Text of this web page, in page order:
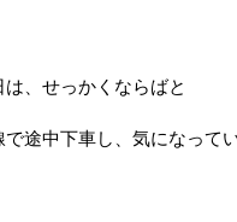
は、せっかくならばと
で途中下車し、気になって